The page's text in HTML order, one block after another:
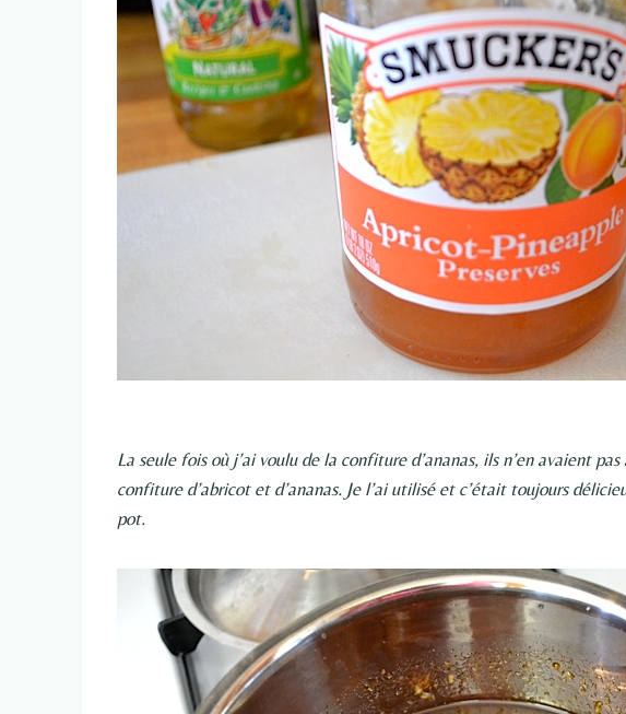
La seule fois où j’ai voulu de la confiture d’ananas, ils n’en avaient
confiture d’abricot et d’ananas. Je l’ai utilisé et c’était toujours
pot.